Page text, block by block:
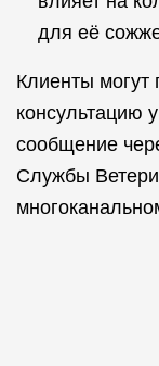
для её
Клиенты могут
консультацию
сообщение
Службы